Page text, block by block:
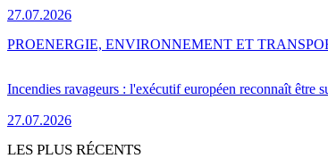
27.07.2026
Incendies ravageurs : l'exécutif européen reconnaît être
27.07.2026
PROENERGIE, ENVIRONNEMENT ET
LES PLUS RÉCENTS